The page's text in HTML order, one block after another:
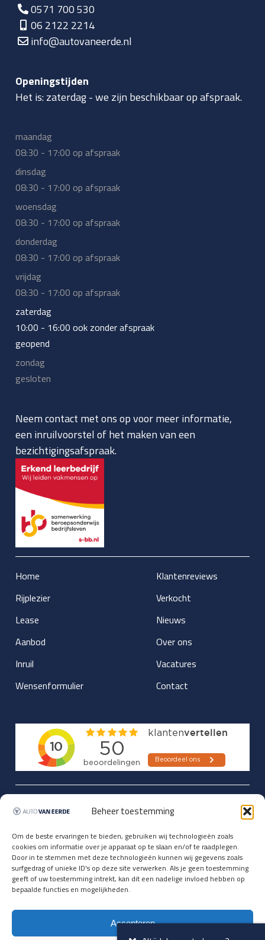
Beheer toestemming
Om de beste ervaringen te bieden, gebruiken wij technologieën zoals
cookies om informatie over je apparaat op te slaan en/of te raadplegen.
Door in te stemmen met deze technologieën kunnen wij gegevens zoals
surfgedrag of unieke ID's op deze site verwerken. Als je geen toestemming
geeft of uw toestemming intrekt, kan dit een nadelige invloed hebben op
bepaalde functies en mogelijkheden.
Accepteren
0571 700 530
06 2122 2214
info@autovaneerde.nl
Openingstijden
Het is:zaterdag-we zijn beschikbaar op afspraak.
maandag
08:30 - 17:00 op afspraak
dinsdag
08:30 - 17:00 op afspraak
woensdag
08:30 - 17:00 op afspraak
donderdag
08:30 - 17:00 op afspraak
vrijdag
08:30 - 17:00 op afspraak
zaterdag
10:00 - 16:00 ook zonder afspraak
geopend
zondag
gesloten
Neem contact met ons op voor meer informatie,
een inruilvoorstel of het maken van een
bezichtigingsafspraak.
Home
Rijplezier
Lease
Aanbod
Inruil
Wensenformulier
Klantenreviews
Verkocht
Nieuws
Over ons
Vacatures
Contact
Updates over nieuwbinnen-komers
vóórdat ze op de portals staan?
Registreer je hier.
E-mailadres *